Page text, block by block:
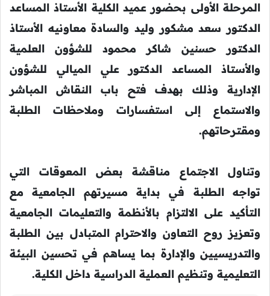
المرحلة الأولى بحضور عميد الكلية الأستاذ المساعد
الدكتور سعد مشكور وليد والسادة معاونيه الأستاذ
الدكتور حسنين شاكر محمود للشؤون العلمية
والأستاذ المساعد الدكتور علي الميالي للشؤون
الإدارية وذلك بهدف فتح باب النقاش المباشر
والاستماع إلى استفسارات وملاحظات الطلبة
ومقترحاتهم.
وتناول الاجتماع مناقشة بعض المعوقات التي
تواجه الطلبة في بداية مسيرتهم الجامعية مع
التأكيد على الالتزام بالأنظمة والتعليمات الجامعية
وتعزيز روح التعاون والاحترام المتبادل بين الطلبة
والتدريسيين والإدارة بما يساهم في تحسين البيئة
التعليمية وتنظيم العملية الدراسية داخل الكلية.